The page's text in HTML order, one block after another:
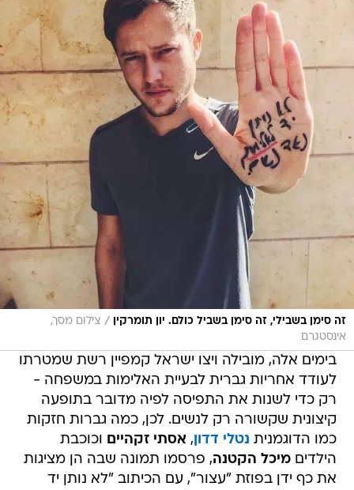
זה סימן בשבילי, זה סימן בשביל כולם. יון תומרקין / צילום מסך,
אינסטגרם
בימים אלה, מובילה ויצו ישראל קמפיין רשת שמטרתו
לעודד אחריות גברית לבעיית האלימות במשפחה -
רק כדי לשנות את התפיסה לפיה מדובר בתופעה
קיצונית שקשורה רק לנשים. לכן, כמה גברות חזקות
כמו הדוגמנית נטלי דדון , אסתי זקהיים וכוכבת
הילדיםמיכל הקטנה, פרסמו תמונה שבה הן מציגות
את כף ידן בפוזת "עצור", עם הכיתוב "לא נותן יד